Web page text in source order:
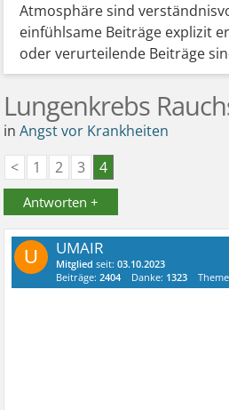
Atmosphäre sind
einfühlsame Beiträge explizit
oder verurteilende Beiträge
Lungenkrebs
inAngst vor Krankheiten
<
1 2 3 4
Antworten +
U UMAIR
Mitglied seit:03.10.2023
Beiträge:2404 Danke: 1323